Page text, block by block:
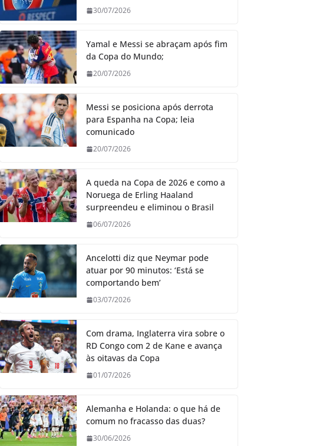
30/07/2026
Yamal e Messi se abraçam após fim
da Copa do Mundo;
20/07/2026
Messi se posiciona após derrota
para Espanha na Copa; leia
comunicado
20/07/2026
A queda na Copa de 2026 e como a
Noruega de Erling Haaland
surpreendeu e eliminou o Brasil
06/07/2026
Ancelotti diz que Neymar pode
atuar por 90 minutos: ‘Está se
comportando bem’
03/07/2026
Com drama, Inglaterra vira sobre o
RD Congo com 2 de Kane e avança
às oitavas da Copa
01/07/2026
Alemanha e Holanda: o que há de
comum no fracasso das duas?
30/06/2026